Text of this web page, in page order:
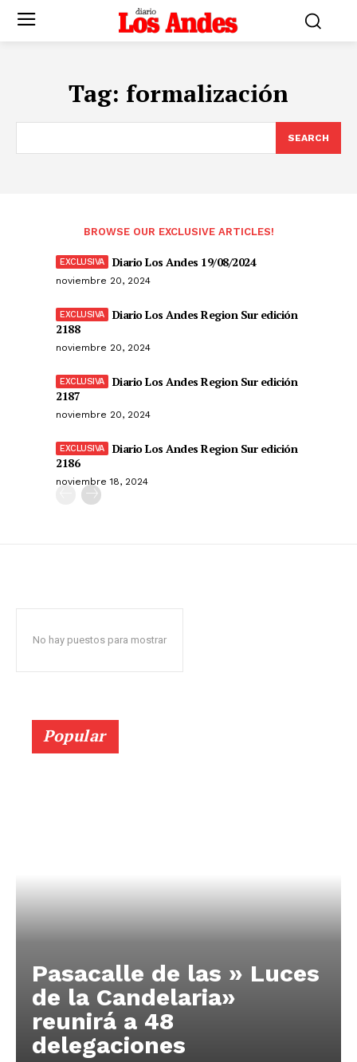
Tag: formalización
SEARCH
BROWSE OUR EXCLUSIVE ARTICLES!
Diario Los Andes 19/08/2024
noviembre 20, 2024
Diario Los Andes Region Sur edición
2188
noviembre 20, 2024
Diario Los Andes Region Sur edición
2187
noviembre 20, 2024
Diario Los Andes Region Sur edición
2186
noviembre 18, 2024
No hay puestos para mostrar
Popular
Pasacalle de las » Luces
de la Candelaria»
reunirá a 48
delegaciones